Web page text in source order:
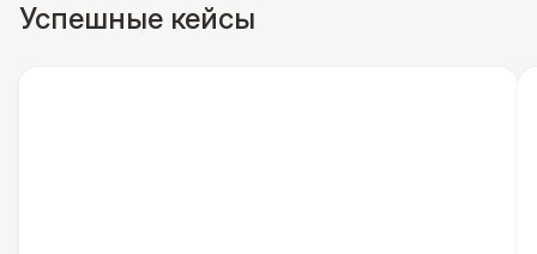
Успешные кейсы